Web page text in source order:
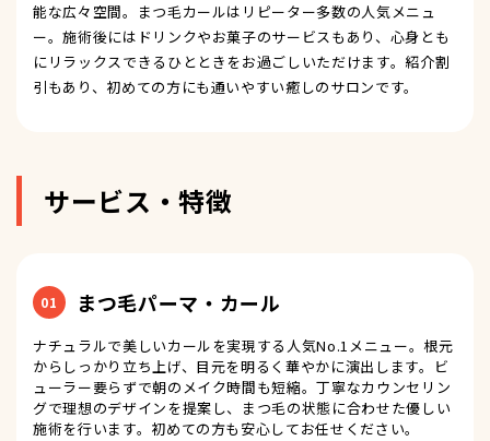
能な広々空間。まつ毛カールはリピーター多数の人気メニュ
ー。施術後にはドリンクやお菓子のサービスもあり、心身とも
にリラックスできるひとときをお過ごしいただけます。紹介割
引もあり、初めての方にも通いやすい癒しのサロンです。
サービス・特徴
01 まつ毛パーマ・カール
ナチュラルで美しいカールを実現する人気No.1メニュー。根元
からしっかり立ち上げ、目元を明るく華やかに演出します。ビ
ューラー要らずで朝のメイク時間も短縮。丁寧なカウンセリン
グで理想のデザインを提案し、まつ毛の状態に合わせた優しい
施術を行います。初めての方も安心してお任せください。